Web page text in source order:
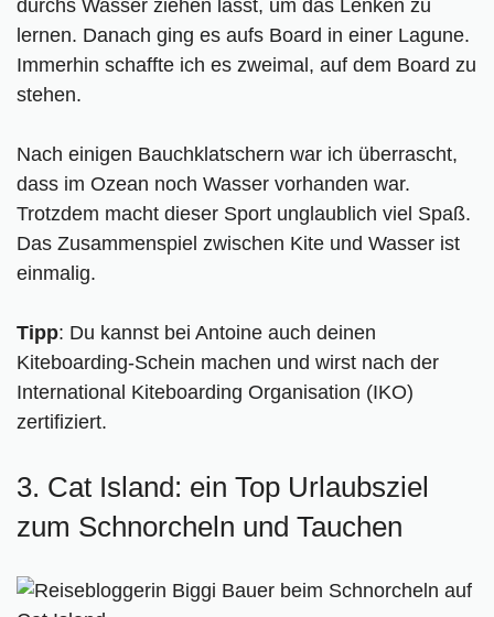
durchs Wasser ziehen lässt, um das Lenken zu
lernen. Danach ging es aufs Board in einer Lagune.
Immerhin schaffte ich es zweimal, auf dem Board zu
stehen.
Nach einigen Bauchklatschern war ich überrascht,
dass im Ozean noch Wasser vorhanden war.
Trotzdem macht dieser Sport unglaublich viel Spaß.
Das Zusammenspiel zwischen Kite und Wasser ist
einmalig.
Tipp: Du kannst bei Antoine auch deinen
Kiteboarding-Schein machen und wirst nach der
International Kiteboarding Organisation (IKO)
zertifiziert.
3. Cat Island: ein Top Urlaubsziel
zum Schnorcheln und Tauchen